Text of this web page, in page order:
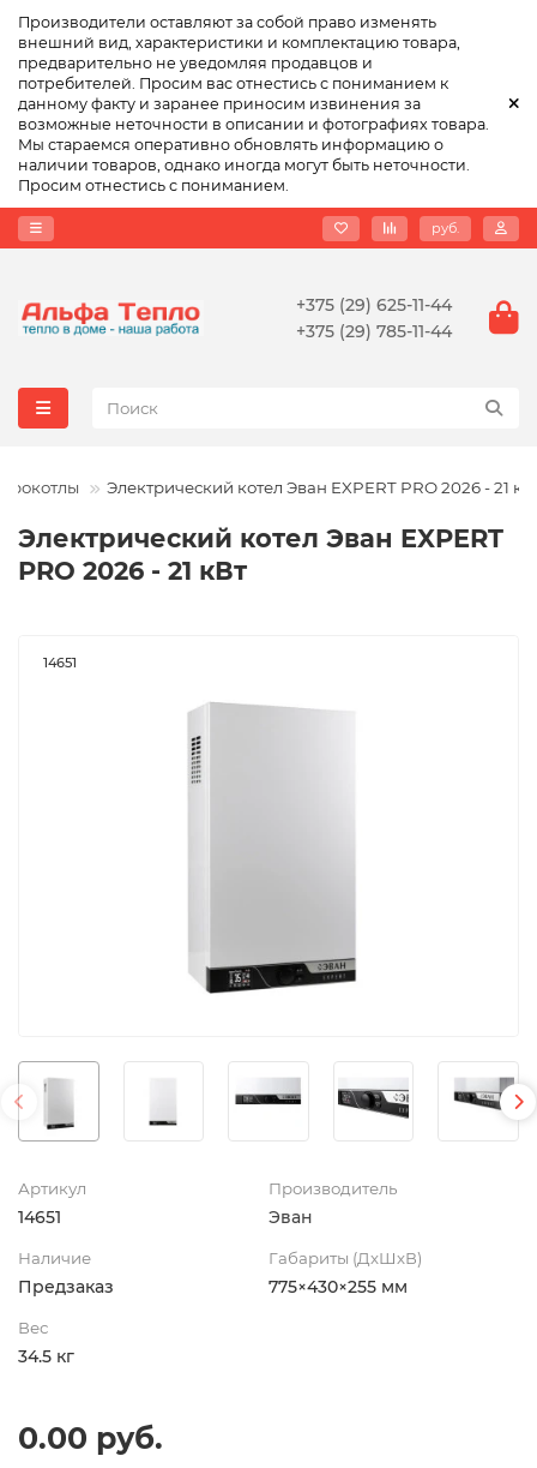
Производители оставляют за собой право изменять
внешний вид, характеристики и комплектацию товара,
предварительно не уведомляя продавцов и
потребителей. Просим вас отнестись с пониманием к
данному факту и заранее приносим извинения за
возможные неточности в описании и фотографиях товара.
Мы стараемся оперативно обновлять информацию о
наличии товаров, однако иногда могут быть неточности.
Просим отнестись с пониманием.
руб.
+375 (29) 625-11-44
+375 (29) 785-11-44
Электрический котел Эван EXPERT PRO 2026 - 21
Электрический котел Эван EXPERT
PRO 2026 - 21 кВт
14651
Артикул
14651
Производитель
Эван
Наличие
Предзаказ
Габариты (ДхШхВ)
775×430×255 мм
Вес
34.5 кг
0.00 руб.